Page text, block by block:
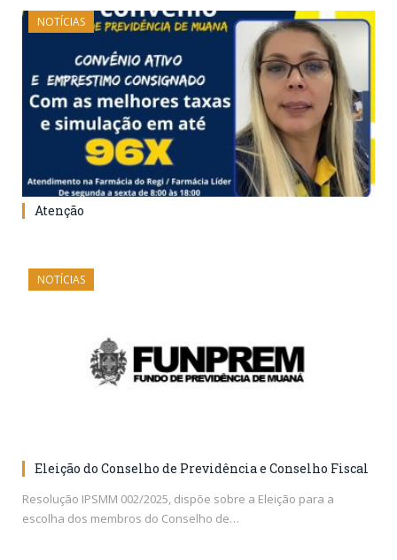
NOTÍCIAS
Atenção
NOTÍCIAS
Eleição do Conselho de Previdência e Conselho Fiscal
Resolução IPSMM 002/2025, dispõe sobre a Eleição para a
escolha dos membros do Conselho de…